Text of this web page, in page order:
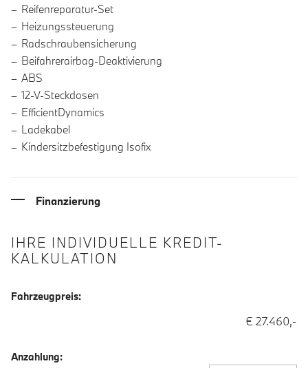
Reifenreparatur-Set
Heizungssteuerung
Radschraubensicherung
Beifahrerairbag-Deaktivierung
ABS
12-V-Steckdosen
EfficientDynamics
Ladekabel
Kindersitzbefestigung Isofix
Finanzierung
IHRE INDIVIDUELLE KREDIT-
KALKULATION
Fahrzeugpreis:
€ 27.460,-
Anzahlung: